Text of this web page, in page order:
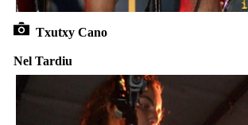
Txutxy Cano
Nel Tardiu